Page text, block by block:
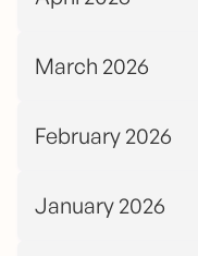
March 2026
February 2026
January 2026